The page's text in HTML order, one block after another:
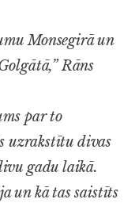
Monsegirā un
Rāns
par to
uzrakstītu divas
gadu laikā.
un kā tas saistīts